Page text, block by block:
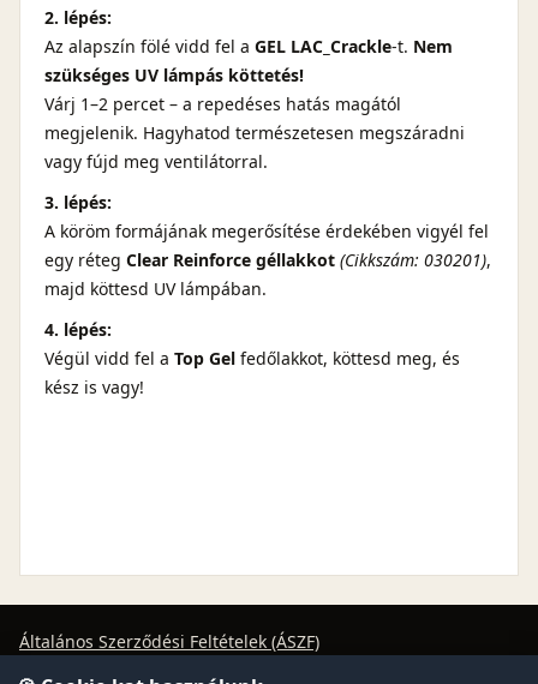
2. lépés:
Az alapszín fölé vidd fel a GEL LAC_Crackle-t. Nem
szükséges UV lámpás köttetés!
Várj 1–2 percet – a repedéses hatás magától
megjelenik. Hagyhatod természetesen megszáradni
vagy fújd meg ventilátorral.
3. lépés:
A köröm formájának megerősítése érdekében vigyél fel
egy réteg Clear Reinforce géllakkot (Cikkszám: 030201),
majd köttesd UV lámpában.
4. lépés:
Végül vidd fel a Top Gel fedőlakkot, köttesd meg, és
kész is vagy!
Általános Szerződési Feltételek (ÁSZF)